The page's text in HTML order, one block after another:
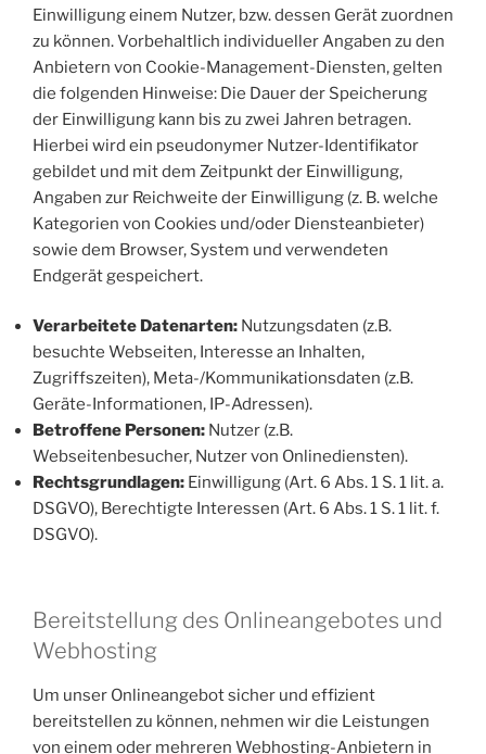
Einwilligung einem Nutzer, bzw. dessen Gerät zuordnen
zu können. Vorbehaltlich individueller Angaben zu den
Anbietern von Cookie-Management-Diensten, gelten
die folgenden Hinweise: Die Dauer der Speicherung
der Einwilligung kann bis zu zwei Jahren betragen.
Hierbei wird ein pseudonymer Nutzer-Identifikator
gebildet und mit dem Zeitpunkt der Einwilligung,
Angaben zur Reichweite der Einwilligung (z. B. welche
Kategorien von Cookies und/oder Diensteanbieter)
sowie dem Browser, System und verwendeten
Endgerät gespeichert.
Verarbeitete Datenarten: Nutzungsdaten (z.B.
besuchte Webseiten, Interesse an Inhalten,
Zugriffszeiten), Meta-/Kommunikationsdaten (z.B.
Geräte-Informationen, IP-Adressen).
Betroffene Personen: Nutzer (z.B.
Webseitenbesucher, Nutzer von Onlinediensten).
Rechtsgrundlagen: Einwilligung (Art. 6 Abs. 1 S. 1 lit. a.
DSGVO), Berechtigte Interessen (Art. 6 Abs. 1 S. 1 lit. f.
DSGVO).
Bereitstellung des Onlineangebotes und
Webhosting
Um unser Onlineangebot sicher und effizient
bereitstellen zu können, nehmen wir die Leistungen
von einem oder mehreren Webhosting-Anbietern in